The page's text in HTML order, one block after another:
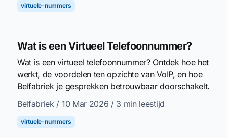
virtuele-nummers
Wat is een Virtueel Telefoonnummer?
Wat is een virtueel telefoonnummer? Ontdek hoe het
werkt, de voordelen ten opzichte van VoIP, en hoe
Belfabriek je gesprekken betrouwbaar doorschakelt.
Belfabriek / 10 Mar 2026 / 3 min leestijd
virtuele-nummers